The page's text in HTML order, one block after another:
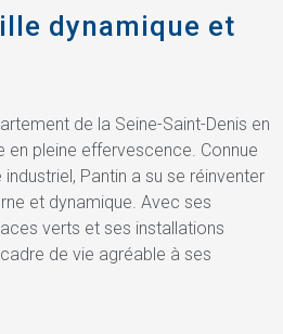
dynamique et
de la Seine-Saint-Denis en
en pleine effervescence. Connue
Pantin a su se réinventer
et dynamique. Avec ses
verts et ses installations
de vie agréable à ses